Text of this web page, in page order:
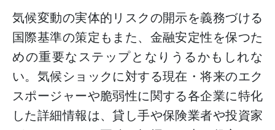
気候変動の実体的リスクの開示を義務づける
国際基準の策定もまた、金融安定性を保つた
めの重要なステップとなりうるかもしれな
い。気候ショックに対する現在・将来のエク
スポージャーや脆弱性に関する各企業に特化
した詳細情報は、貸し手や保険業者や投資家